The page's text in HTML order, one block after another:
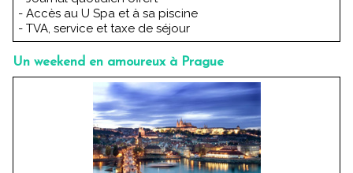
- Accès au U Spa et à sa piscine
- TVA, service et taxe de séjour
Un weekend en amoureux à Prague